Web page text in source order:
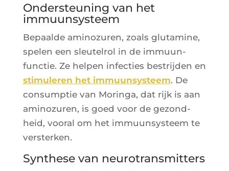
Ondersteuning van het
immuunsysteem
Bepaalde ami­no­zu­ren, zoals glu­ta­mine,
spe­len een sleu­tel­rol in de immuun­
func­tie. Ze hel­pen infec­ties bes­tri­j­den en
sti­mu­le­ren het immuun­sys­teem. De
consump­tie van Morin­ga, dat rijk is aan
ami­no­zu­ren, is goed voor de gezond­
heid, voo­ral om het immuun­sys­teem te
versterken.
Synthese van neurotransmitters